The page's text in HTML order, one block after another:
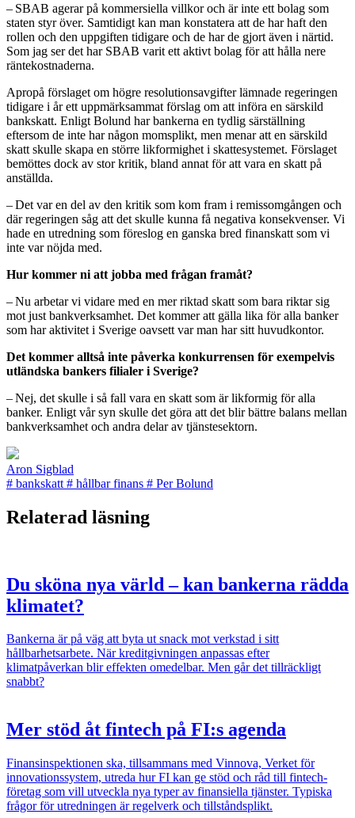
– SBAB agerar på kommersiella villkor och är inte ett bolag som
staten styr över. Samtidigt kan man konstatera att de har haft den
rollen och den uppgiften tidigare och de har de gjort även i närtid.
Som jag ser det har SBAB varit ett aktivt bolag för att hålla nere
ränte­kostnaderna.
Apropå förslaget om högre resolutionsavgifter lämnade regeringen
tidigare i år ett uppmärksammat förslag om att införa en särskild
bankskatt. Enligt Bolund har bankerna en tydlig särställning
eftersom de inte har någon momsplikt, men menar att en särskild
skatt skulle skapa en större likformighet i skattesystemet. Förslaget
bemöttes dock av stor kritik, bland annat för att vara en skatt på
anställda.
– Det var en del av den kritik som kom fram i remissomgången och
där regeringen såg att det skulle kunna få negativa konsekvenser. Vi
hade en utredning som föreslog en ganska bred finanskatt som vi
inte var nöjda med.
Hur kommer ni att jobba med frågan framåt?
– Nu arbetar vi vidare med en mer riktad skatt som bara riktar sig
mot just bankverksamhet. Det kommer att gälla lika för alla banker
som har aktivitet i Sverige oavsett var man har sitt huvudkontor.
Det kommer alltså inte påverka konkurrensen för exempelvis
utländska bankers filialer i Sverige?
– Nej, det skulle i så fall vara en skatt som är likformig för alla
banker. Enligt vår syn skulle det göra att det blir bättre balans mellan
bankverksamhet och andra delar av tjänstesektorn.
Aron Sigblad
# bankskatt # hållbar finans # Per Bolund
Relaterad läsning
Du sköna nya värld – kan bankerna rädda
klimatet?
Bankerna är på väg att byta ut snack mot verkstad i sitt
hållbarhetsarbete. När kreditgivningen anpassas efter
klimatpåverkan blir effekten omedelbar. Men går det tillräckligt
snabbt?
Mer stöd åt fintech på FI:s agenda
Finansinspektionen ska, tillsammans med Vinnova, Verket för
innovationssystem, utreda hur FI kan ge stöd och råd till fintech-
företag som vill utveckla nya typer av finansiella tjänster. Typiska
frågor för utredningen är regelverk och tillståndsplikt.